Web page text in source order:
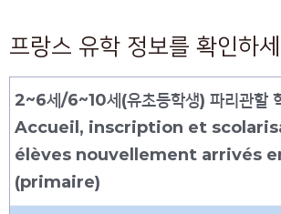
프랑스 유학 정보를 확인하
2~6세/6~10세(유초등학생) 파리관할
Accueil, inscription et
élèves nouvellement arrivés
(primaire)